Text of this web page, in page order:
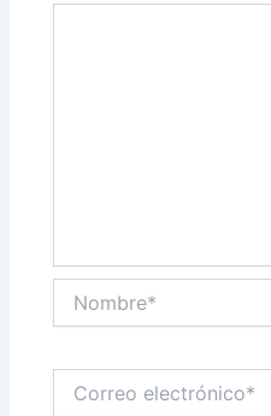
electrónico*